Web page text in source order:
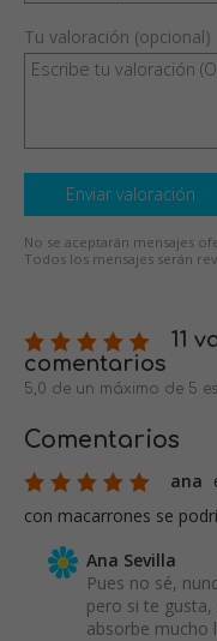
Tu valoración (opcional)
Enviar valoración
No se aceptarán mensajes
Todos los mensajes serán
11
comentarios
5,0 de un máximo de 5
Comentarios
ana
con macarrones se
Ana Sevilla
Pues no sé,
pero si te
absorbe mucho